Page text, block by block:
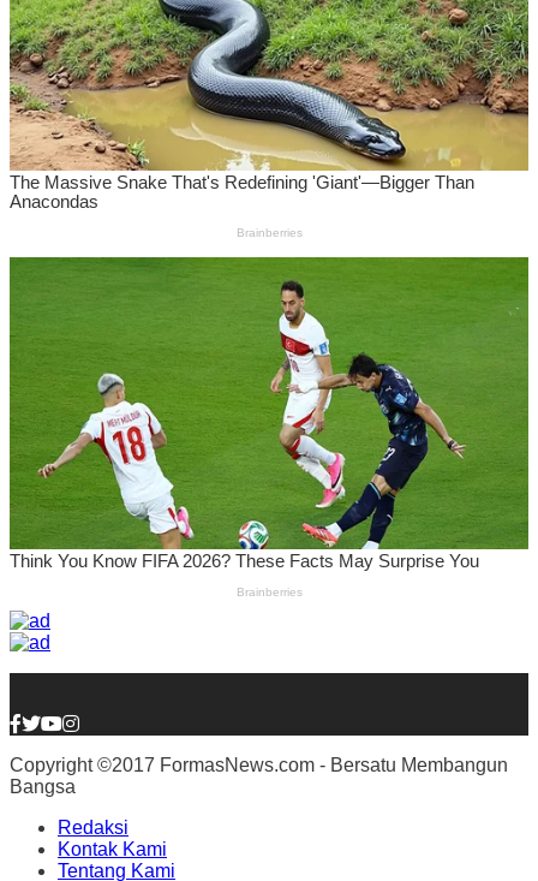
Copyright ©2017 FormasNews.com - Bersatu Membangun
Bangsa
Redaksi
Kontak Kami
Tentang Kami